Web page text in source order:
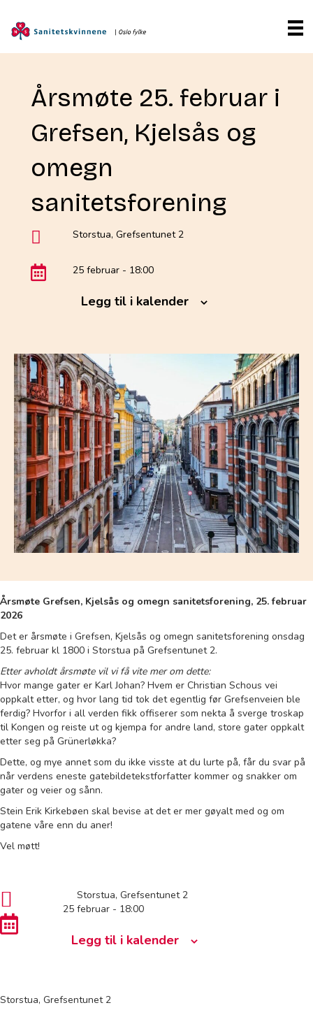
Årsmøte 25. februar i
Grefsen, Kjelsås og
omegn
sanitetsforening
Storstua, Grefsentunet 2
25 februar - 18:00
Legg til i kalender
Årsmøte Grefsen, Kjelsås og omegn sanitetsforening, 25. februar
2026
Det er årsmøte i Grefsen, Kjelsås og omegn sanitetsforening onsdag
25. februar kl 1800 i Storstua på Grefsentunet 2.
Etter avholdt årsmøte vil vi få vite mer om dette:
Hvor mange gater er Karl Johan? Hvem er Christian Schous vei
oppkalt etter, og hvor lang tid tok det egentlig før Grefsenveien ble
ferdig? Hvorfor i all verden fikk offiserer som nekta å sverge troskap
til Kongen og reiste ut og kjempa for andre land, store gater oppkalt
etter seg på Grünerløkka?
Dette, og mye annet som du ikke visste at du lurte på, får du svar på
når verdens eneste gatebildetekstforfatter kommer og snakker om
gater og veier og sånn.
Stein Erik Kirkebøen skal bevise at det er mer gøyalt med og om
gatene våre enn du aner!
Vel møtt!
Storstua, Grefsentunet 2
25 februar - 18:00
Legg til i kalender
Storstua, Grefsentunet 2